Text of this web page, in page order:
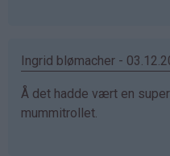
Ingrid blømacher -
Å det hadde vært en
mummitrollet.